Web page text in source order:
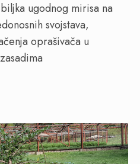
ugodnog mirisa na
svojstava,
oprašivača u